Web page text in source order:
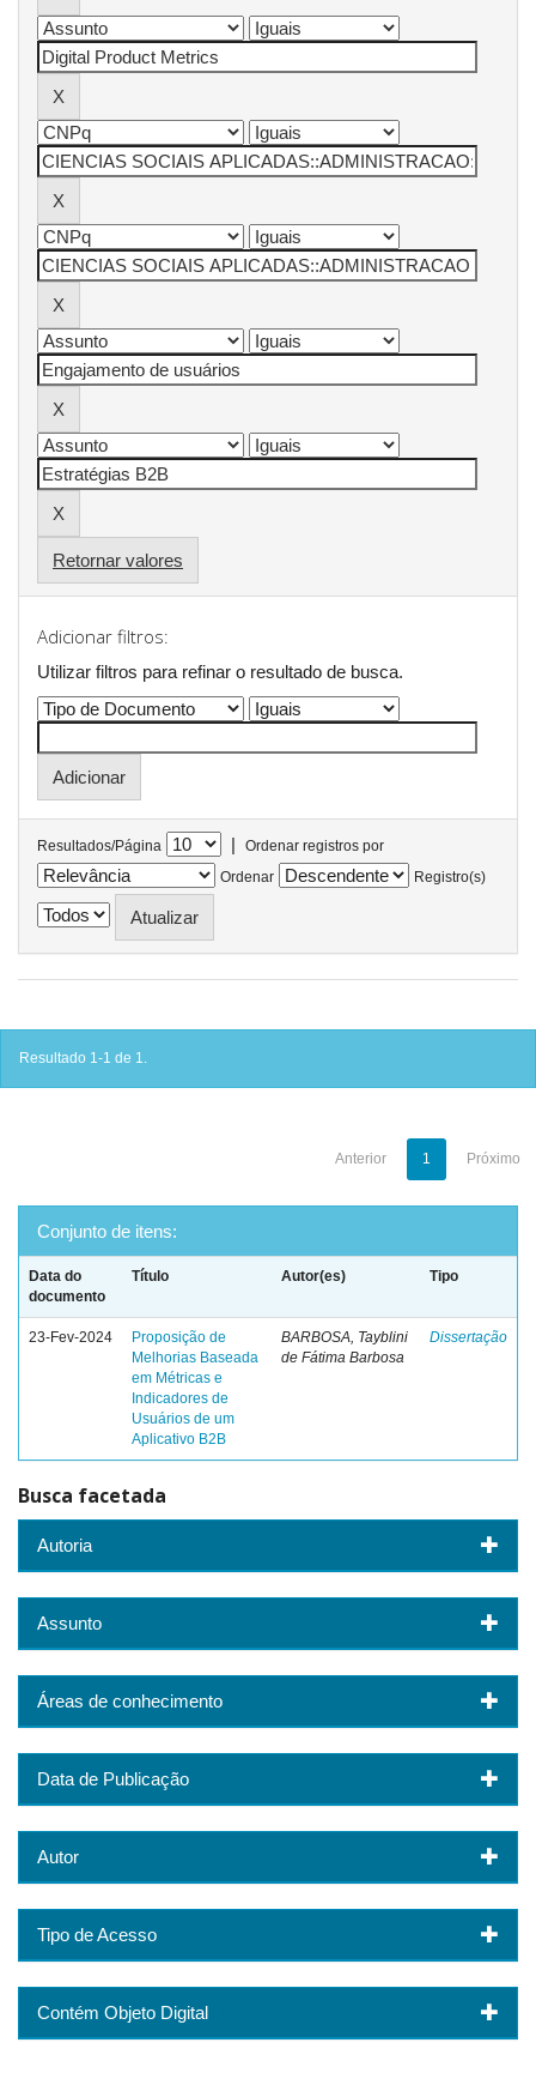
Retornar valores
Adicionar filtros:
Utilizar filtros para refinar o resultado de busca.
Resultados/Página |
Ordenar registros por
Ordenar
Registro(s)
Resultado 1-1 de 1.
Anterior 1 Próximo
Conjunto de itens:
Data do
documento
Título Autor(es) Tipo
23-Fev-2024
Proposição de
Melhorias Baseada
em Métricas e
Indicadores de
Usuários de um
Aplicativo B2B
BARBOSA, Tayblini
de Fátima Barbosa
Dissertação
Busca facetada
Autoria
Assunto
Áreas de conhecimento
Data de Publicação
Autor
Tipo de Acesso
Contém Objeto Digital